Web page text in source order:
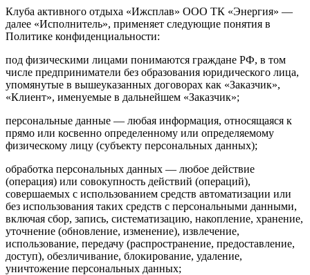
Клуба активного отдыха «Ижсплав» ООО ТК «Энергия» —
далее «Исполнитель», применяет следующие понятия в
Политике конфиденциальности:
под физическими лицами понимаются граждане РФ, в том
числе предприниматели без образования юридического лица,
упомянутые в вышеуказанных договорах как «Заказчик»,
«Клиент», именуемые в дальнейшем «Заказчик»;
персональные данные — любая информация, относящаяся к
прямо или косвенно определенному или определяемому
физическому лицу (субъекту персональных данных);
обработка персональных данных — любое действие
(операция) или совокупность действий (операций),
совершаемых с использованием средств автоматизации или
без использования таких средств с персональными данными,
включая сбор, запись, систематизацию, накопление, хранение,
уточнение (обновление, изменение), извлечение,
использование, передачу (распространение, предоставление,
доступ), обезличивание, блокирование, удаление,
уничтожение персональных данных;